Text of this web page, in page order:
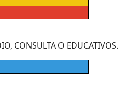
CONSULTA O EDUCATIVOS.